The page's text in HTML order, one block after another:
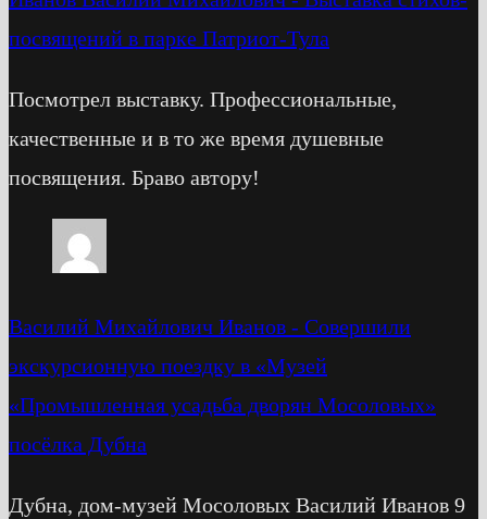
посвящений в парке Патриот-Тула
Посмотрел выставку. Профессиональные,
качественные и в то же время душевные
посвящения. Браво автору!
Василий Михайлович Иванов - Cовершили
экскурсионную поездку в «Музей
«Промышленная усадьба дворян Мосоловых»
посёлка Дубна
Дубна, дом-музей Мосоловых Василий Иванов 9